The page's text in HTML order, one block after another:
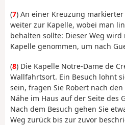
(7) An einer Kreuzung
weiter zur Kapelle, wobei man
behalten sollte: Dieser Weg wird
Kapelle genommen, um nach
(8) Die Kapelle Notre-Dame de
Wallfahrtsort. Ein Besuch lohnt
sein, fragen Sie Robert nach
Nähe im Haus auf der Seite des
Nach dem Besuch gehen Sie
Weg zurück bis zur zuvor